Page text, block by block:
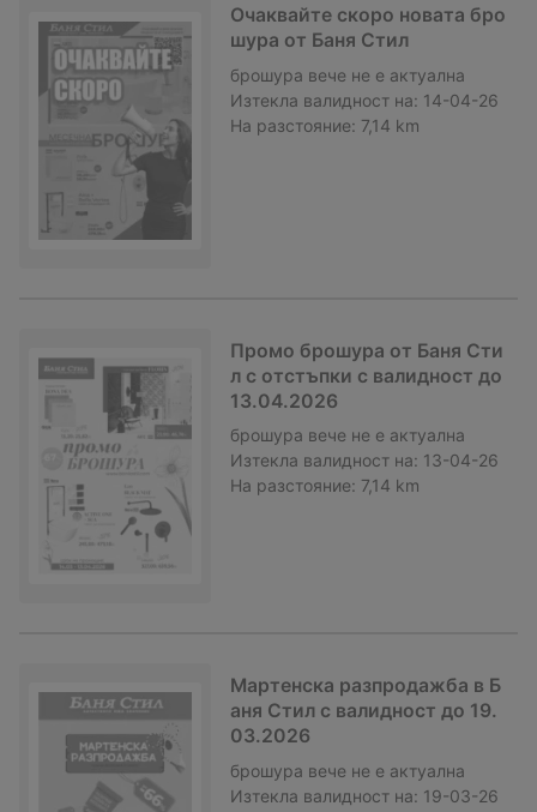
Очаквайте скоро новата бро
шура от Баня Стил
брошура вече не е актуална
Изтекла валидност на: 14-04-26
На разстояние: 7,14 km
Промо брошура от Баня Сти
л с отстъпки с валидност до
13.04.2026
брошура вече не е актуална
Изтекла валидност на: 13-04-26
На разстояние: 7,14 km
Мартенска разпродажба в Б
аня Стил с валидност до 19.
03.2026
брошура вече не е актуална
Изтекла валидност на: 19-03-26